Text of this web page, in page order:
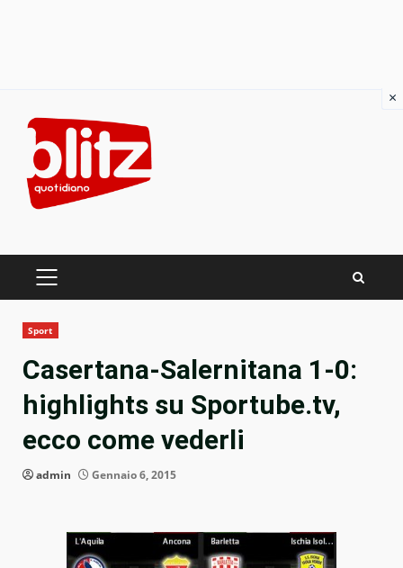
content
PRIMARY
Sport
Casertana-Salernitana 1-0:
highlights su Sportube.tv,
ecco come vederli
admin Gennaio 6, 2015
×